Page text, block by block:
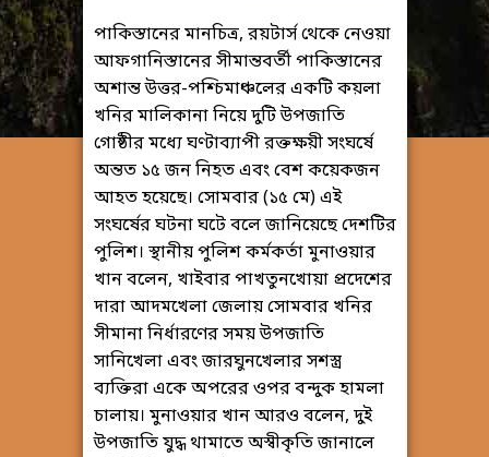
পাকিস্তানের মানচিত্র, রয়টার্স থেকে নেওয়া
আফগানিস্তানের সীমান্তবর্তী পাকিস্তানের
অশান্ত উত্তর-পশ্চিমাঞ্চলের একটি কয়লা
খনির মালিকানা নিয়ে দুটি উপজাতি
গোষ্ঠীর মধ্যে ঘণ্টাব্যাপী রক্তক্ষয়ী সংঘর্ষে
অন্তত ১৫ জন নিহত এবং বেশ কয়েকজন
আহত হয়েছে। সোমবার (১৫ মে) এই
সংঘর্ষের ঘটনা ঘটে বলে জানিয়েছে দেশটির
পুলিশ। স্থানীয় পুলিশ কর্মকর্তা মুনাওয়ার
খান বলেন, খাইবার পাখতুনখোয়া প্রদেশের
দারা আদমখেলা জেলায় সোমবার খনির
সীমানা নির্ধারণের সময় উপজাতি
সানিখেলা এবং জারঘুনখেলার সশস্ত্র
ব্যক্তিরা একে অপরের ওপর বন্দুক হামলা
চালায়। মুনাওয়ার খান আরও বলেন, দুই
উপজাতি যুদ্ধ থামাতে অস্বীকৃতি জানালে